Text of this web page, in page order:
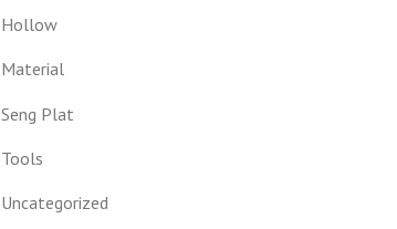
Hollow
Material
Seng Plat
Tools
Uncategorized